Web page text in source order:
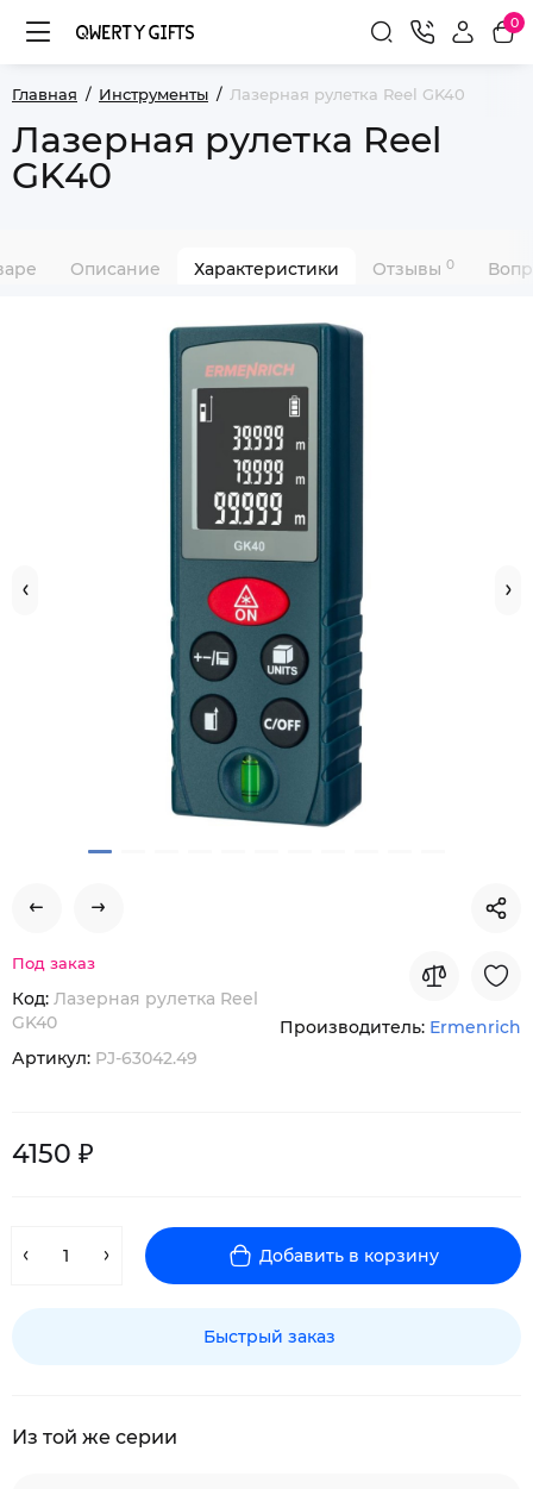
0
Главная Инструменты Лазерная рулетка Reel GK40
Лазерная рулетка Reel
GK40
Описание Характеристики Отзывы 0
Под заказ
Код: Лазерная рулетка Reel
GK40
Артикул: PJ-63042.49
Производитель: Ermenrich
4150 ₽
Добавить в корзину
Быстрый заказ
Из той же серии